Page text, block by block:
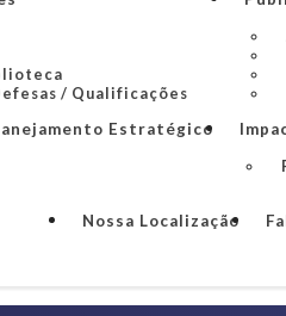
/ Qualificações
Estratégico
Nossa Localização